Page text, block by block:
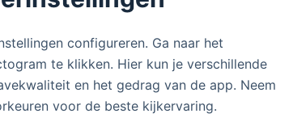
configureren. Ga naar het
te klikken. Hier kun je verschillende
en het gedrag van de app. Neem
voor de beste kijkervaring.